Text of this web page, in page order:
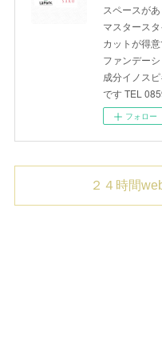
スペースが
マスタース
カットが得
ファンデー
成分イノス
です TEL
フォロー
２４時間